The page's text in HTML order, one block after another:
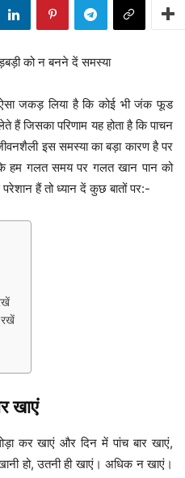
को न बनने दें समस्या
जकड़ लिया है कि कोई भी जंक फूड
हैं जिसका परिणाम यह होता है कि पाचन
इस समस्या का बड़ा कारण है पर
हम गलत समय पर गलत खान पान को
हैं तो ध्यान दें कुछ बातों पर:-
रखें
खाएं
कर खाएं और दिन में पांच बार खाएं,
हो, उतनी ही खाएं। अधिक न खाएं।